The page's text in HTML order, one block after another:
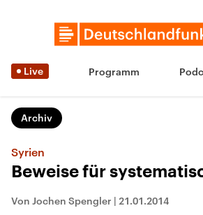
Live Programm
Archiv
Syrien
Beweise für
Von Jochen Spengler | 21.01.2014